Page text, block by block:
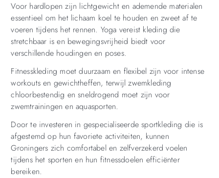
Voor hardlopen zijn lichtgewicht en ademende materialen
essentieel om het lichaam koel te houden en zweet af te
voeren tijdens het rennen. Yoga vereist kleding die
stretchbaar is en bewegingsvrijheid biedt voor
verschillende houdingen en poses.
Fitnesskleding moet duurzaam en flexibel zijn voor intense
workouts en gewichtheffen, terwijl zwemkleding
chloorbestendig en sneldrogend moet zijn voor
zwemtrainingen en aquasporten.
Door te investeren in gespecialiseerde sportkleding die is
afgestemd op hun favoriete activiteiten, kunnen
Groningers zich comfortabel en zelfverzekerd voelen
tijdens het sporten en hun fitnessdoelen efficiënter
bereiken.